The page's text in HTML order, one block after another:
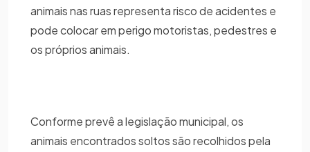
animais nas ruas representa risco de acidentes e
pode colocar em perigo motoristas, pedestres e
os próprios animais.
Conforme prevê a legislação municipal, os
animais encontrados soltos são recolhidos pela